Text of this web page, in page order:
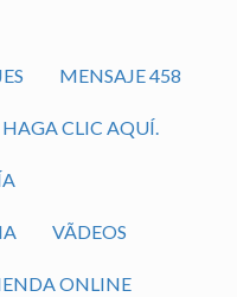
MENSAJE 458
CLIC AQUÍ.
VÃ­DEOS
ONLINE